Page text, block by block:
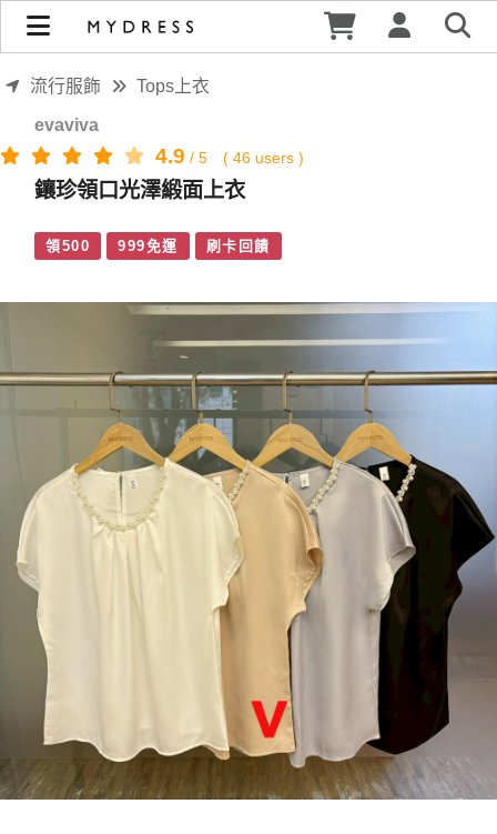
鑲珍領口光澤緞面上衣 | MYDRESS 時裳韓風
流行服飾 Tops上衣
evaviva
4.9 / 5 ( 46 users )
鑲珍領口光澤緞面上衣
領500 999免運 刷卡回饋